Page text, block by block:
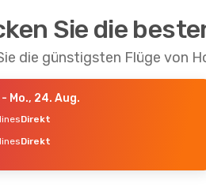
Sie die
die günstigsten Flüge von
- Mo., 24. Aug.
Direkt
Direkt